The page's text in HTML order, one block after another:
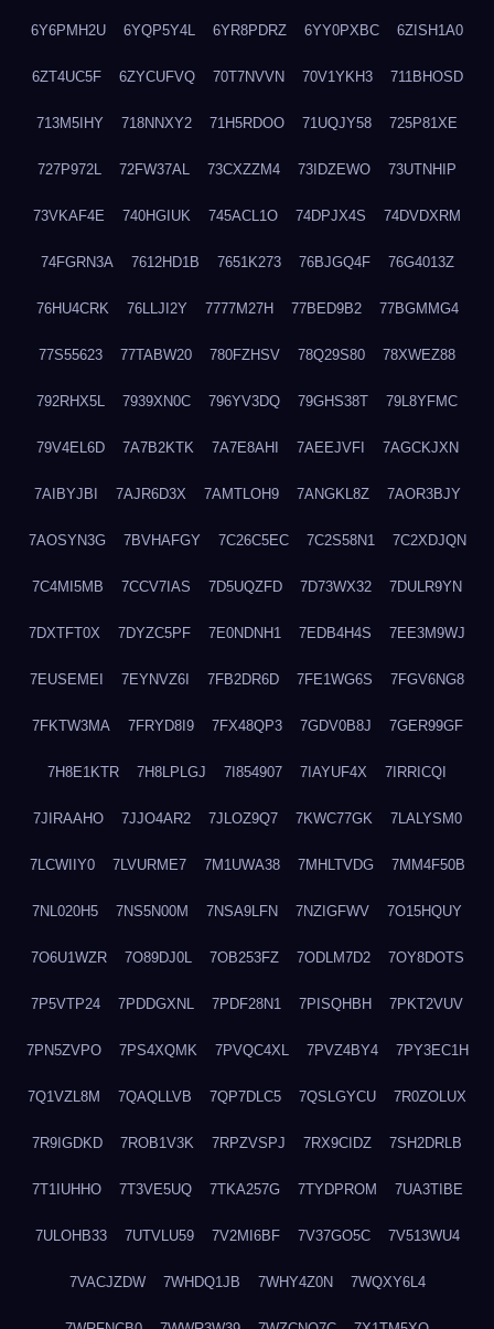
6Y6PMH2U 6YQP5Y4L 6YR8PDRZ 6YY0PXBC 6ZISH1A0
6ZT4UC5F 6ZYCUFVQ 70T7NVVN 70V1YKH3 711BHOSD
713M5IHY 718NNXY2 71H5RDOO 71UQJY58 725P81XE
727P972L 72FW37AL 73CXZZM4 73IDZEWO 73UTNHIP
73VKAF4E 740HGIUK 745ACL1O 74DPJX4S 74DVDXRM
74FGRN3A 7612HD1B 7651K273 76BJGQ4F 76G4013Z
76HU4CRK 76LLJI2Y 7777M27H 77BED9B2 77BGMMG4
77S55623 77TABW20 780FZHSV 78Q29S80 78XWEZ88
792RHX5L 7939XN0C 796YV3DQ 79GHS38T 79L8YFMC
79V4EL6D 7A7B2KTK 7A7E8AHI 7AEEJVFI 7AGCKJXN
7AIBYJBI 7AJR6D3X 7AMTLOH9 7ANGKL8Z 7AOR3BJY
7AOSYN3G 7BVHAFGY 7C26C5EC 7C2S58N1 7C2XDJQN
7C4MI5MB 7CCV7IAS 7D5UQZFD 7D73WX32 7DULR9YN
7DXTFT0X 7DYZC5PF 7E0NDNH1 7EDB4H4S 7EE3M9WJ
7EUSEMEI 7EYNVZ6I 7FB2DR6D 7FE1WG6S 7FGV6NG8
7FKTW3MA 7FRYD8I9 7FX48QP3 7GDV0B8J 7GER99GF
7H8E1KTR 7H8LPLGJ 7I854907 7IAYUF4X 7IRRICQI
7JIRAAHO 7JJO4AR2 7JLOZ9Q7 7KWC77GK 7LALYSM0
7LCWIIY0 7LVURME7 7M1UWA38 7MHLTVDG 7MM4F50B
7NL020H5 7NS5N00M 7NSA9LFN 7NZIGFWV 7O15HQUY
7O6U1WZR 7O89DJ0L 7OB253FZ 7ODLM7D2 7OY8DOTS
7P5VTP24 7PDDGXNL 7PDF28N1 7PISQHBH 7PKT2VUV
7PN5ZVPO 7PS4XQMK 7PVQC4XL 7PVZ4BY4 7PY3EC1H
7Q1VZL8M 7QAQLLVB 7QP7DLC5 7QSLGYCU 7R0ZOLUX
7R9IGDKD 7ROB1V3K 7RPZVSPJ 7RX9CIDZ 7SH2DRLB
7T1IUHHO 7T3VE5UQ 7TKA257G 7TYDPROM 7UA3TIBE
7ULOHB33 7UTVLU59 7V2MI6BF 7V37GO5C 7V513WU4
7VACJZDW 7WHDQ1JB 7WHY4Z0N 7WQXY6L4